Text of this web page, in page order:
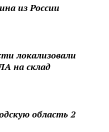
из России
локализовали
на склад
область 2